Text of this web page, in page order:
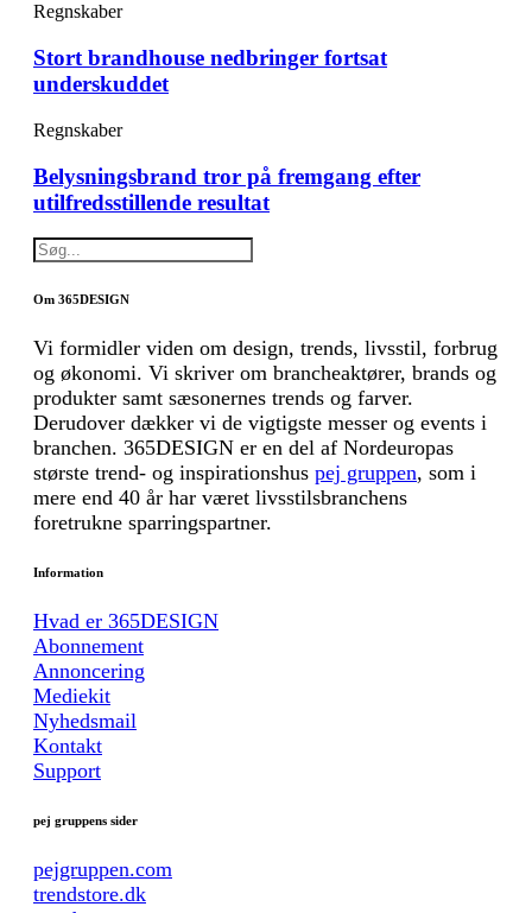
Regnskaber
Stort brandhouse nedbringer fortsat
underskuddet
Regnskaber
Belysningsbrand tror på fremgang efter
utilfredsstillende resultat
Om 365DESIGN
Vi formidler viden om design, trends, livsstil, forbrug
og økonomi. Vi skriver om brancheaktører, brands og
produkter samt sæsonernes trends og farver.
Derudover dækker vi de vigtigste messer og events i
branchen. 365DESIGN er en del af Nordeuropas
største trend- og inspirationshus pej gruppen, som i
mere end 40 år har været livsstilsbranchens
foretrukne sparringspartner.
Information
Hvad er 365DESIGN
Abonnement
Annoncering
Mediekit
Nyhedsmail
Kontakt
Support
pej gruppens sider
pejgruppen.com
trendstore.dk